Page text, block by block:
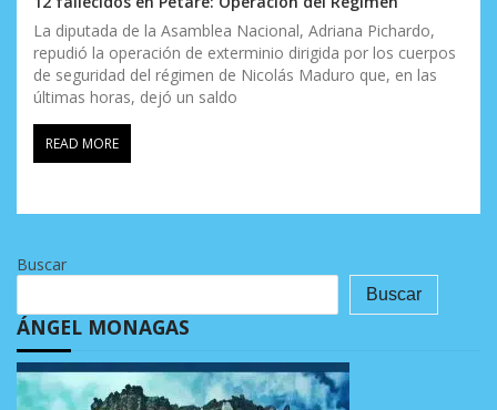
La diputada de la Asamblea Nacional, Adriana Pichardo,
repudió la operación de exterminio dirigida por los cuerpos
de seguridad del régimen de Nicolás Maduro que, en las
últimas horas, dejó un saldo
READ MORE
Buscar
Buscar
ÁNGEL MONAGAS